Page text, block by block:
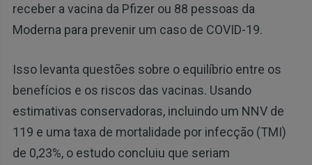
receber a vacina da Pfizer ou 88 pessoas da
Moderna para prevenir um caso de COVID-19.
Isso levanta questões sobre o equilíbrio entre os
benefícios e os riscos das vacinas. Usando
estimativas conservadoras, incluindo um NNV de
119 e uma taxa de mortalidade por infecção (TMI)
de 0,23%, o estudo concluiu que seriam